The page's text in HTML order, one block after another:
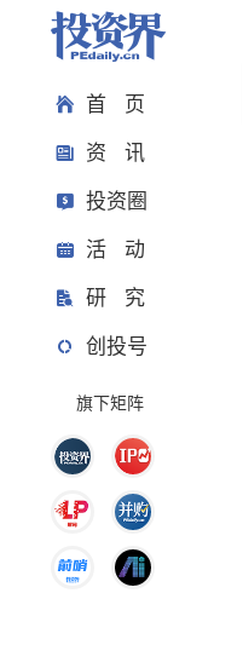
首 页
资 讯
投资圈
活 动
研 究
创投号
旗下矩阵